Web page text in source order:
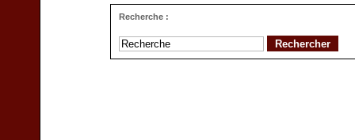
Recherche :